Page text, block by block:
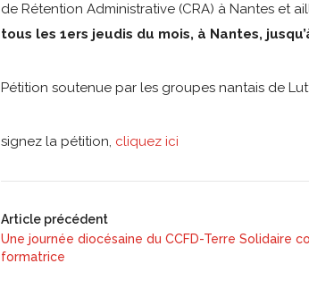
de Rétention Administrative (CRA) à Nantes et
tous les 1ers jeudis du mois, à Nantes,
Pétition soutenue par les groupes nantais de
signez la pétition, cliquez ici
Article précédent
Une journée diocésaine du CCFD-Terre Solidaire
formatrice